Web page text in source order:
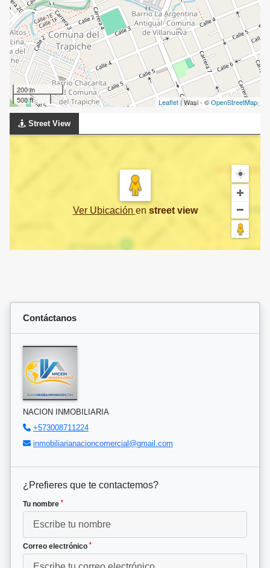
200 m
500 ft
Leaflet | Wasi - ©OpenStreetMap
Street View
Ver Ubicación en street view
Contáctanos
NACION INMOBILIARIA
+573008711224
inmobiliarianacioncomercial@gmail.com
¿Prefieres que te contactemos?
Tu nombre *
Correo electrónico *